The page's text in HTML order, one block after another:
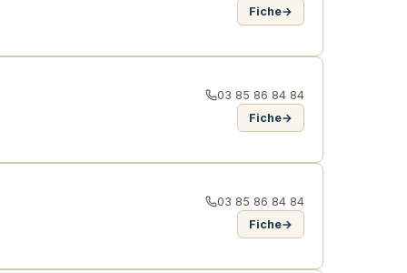
Fiche→
03 85 86 84 84
Fiche→
03 85 86 84 84
Fiche→